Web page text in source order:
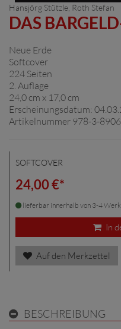
Hansjörg Stützle, Roth Stefan
DAS
Neue Erde
Softcover
224 Seiten
2. Auflage
24,0 cm x 17,0 cm
Erscheinungsdatum:
Artikelnummer 978-3-
SOFTCOVER
24,00 €*
lieferbar innerhalb von 3-4
In
Auf den Merkzettel
BESCHREIBUNG